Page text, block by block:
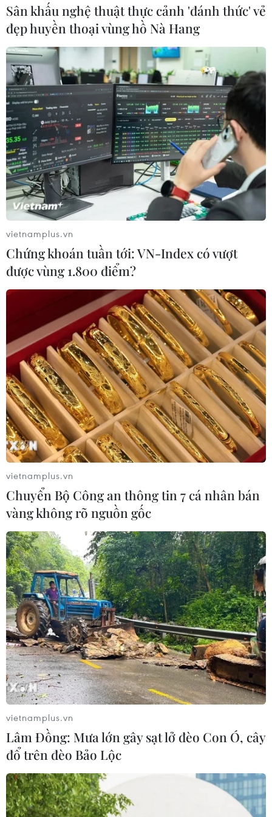
nghị án.
Xét xử vụ đánh bạc nghìn tỷ: Công bố bản
cáo trạng truy tố 92 bị cáo
12/11/2018 09:42
Theo cáo trạng, các bị cáo Phan Văn Vĩnh và Nguyễn
Thanh Hóa cùng bị truy tố về tội “Lợi dụng chức vụ,
quyền hạn trong khi thi hành công vụ” với khung hình
phạt tối đa 15 năm tù.
Sân khấu nghệ thuật thực cảnh 'đánh thức' vẻ
đẹp huyền thoại vùng hồ Nà Hang
vietnamplus.vn
Chứng khoán tuần tới: VN-Index có vượt
được vùng 1.800 điểm?
vietnamplus.vn
Chuyển Bộ Công an thông tin 7 cá nhân bán
vàng không rõ nguồn gốc
vietnamplus.vn
Lâm Đồng: Mưa lớn gây sạt lở đèo Con Ó, cây
đổ trên đèo Bảo Lộc